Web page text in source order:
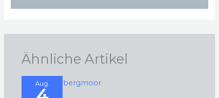
Ähnliche Artikel
Aug.